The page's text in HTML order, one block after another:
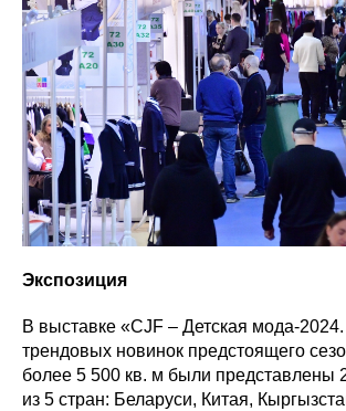
Экспозиция
В выставке «CJF – Детская мода-
трендовых новинок предстоящего
более 5 500 кв. м были представлены
из 5 стран: Беларуси, Китая,